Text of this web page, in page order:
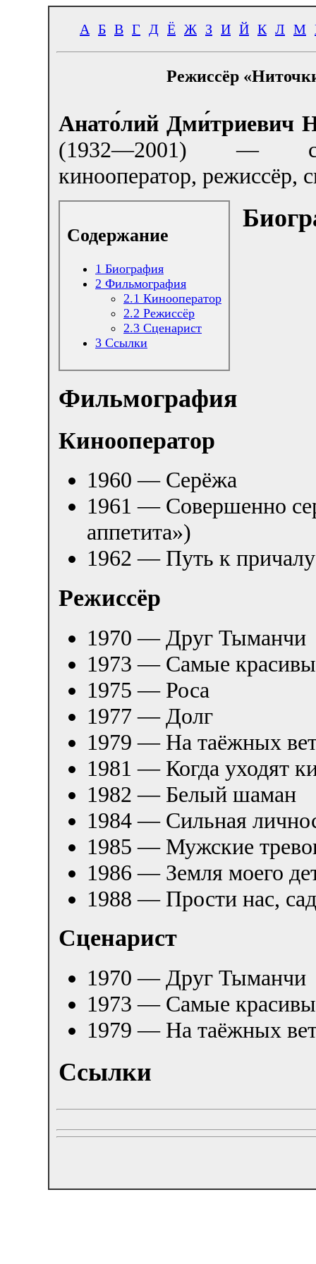
А Б В Г Д Ё Ж З И Й К Л М
Режиссёр
Анато́лий Дми́триевич
(1932—2001) —
кинооператор, режиссёр,
Содержание
1 Биография
2 Фильмография
2.1 Кинооператор
2.2 Режиссёр
2.3 Сценарист
3 Ссылки
Фильмография
Кинооператор
1960 — Серёжа
1961 — Совершенно
аппетита»)
1962 — Путь к причалу
Режиссёр
1970 — Друг Тыманчи
1973 — Самые
1975 — Роса
1977 — Долг
1979 — На таёжных
1981 — Когда уходят
1982 — Белый шаман
1984 — Сильная
1985 — Мужские
1986 — Земля моего
1988 — Прости нас, сад
Сценарист
1970 — Друг Тыманчи
1973 — Самые
1979 — На таёжных
Ссылки